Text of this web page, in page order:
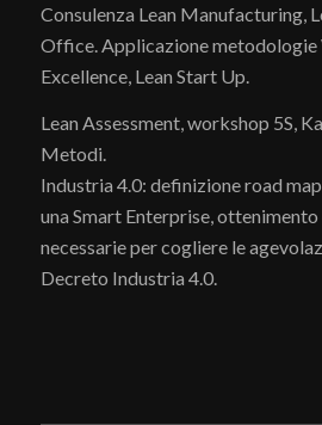
Consulenza Lean Manufacturing,
Office. Applicazione
Excellence, Lean Start Up.
Lean Assessment, workshop 5S,
Metodi.
Industria 4.0: definizione road
una Smart Enterprise,
necessarie per cogliere le
Decreto Industria 4.0.